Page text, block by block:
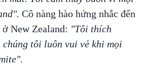
Cô nàng hào hứng nhắc đến
New Zealand: "Tôi thích
tôi luôn vui vẻ khi mọi